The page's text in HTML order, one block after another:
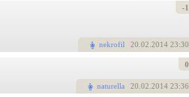
nekrofil 20 .02.2014 23:30
-1
naturella 20 .02.2014 23:36
0